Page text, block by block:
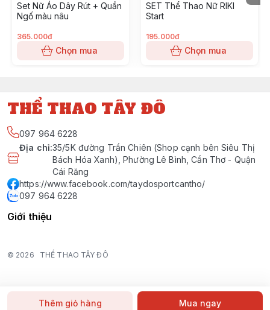
Thêm giỏ hàng Mua ngay
Set Nữ Áo Dây Rút + Quần
Ngố màu nâu
365.000đ
Chọn mua
SET Thể Thao Nữ RIKI
Start
195.000đ
Chọn mua
THỂ THAO TÂY ĐÔ
097 964 6228
Địa chỉ:35/5K đường Trần Chiên (Shop cạnh bên Siêu Thị
Bách Hóa Xanh), Phường Lê Bình, Cần Thơ - Quận
Cái Răng
https://www.facebook.com/taydosportcantho/
097 964 6228
Giới thiệu
© 2026 THỂ THAO TÂY ĐÔ